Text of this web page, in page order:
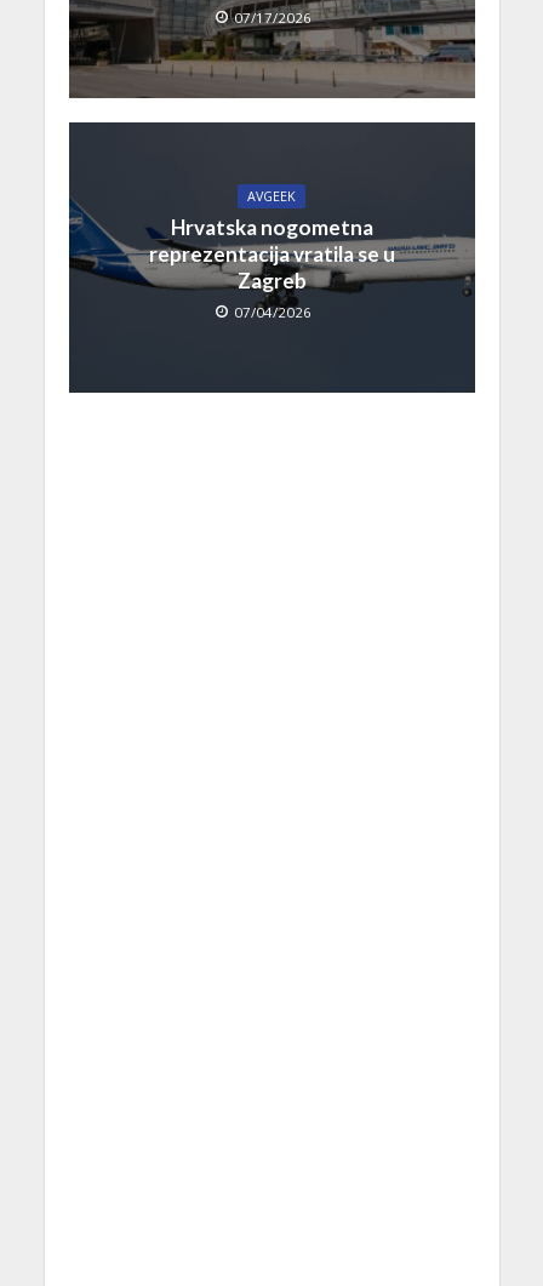
07/17/2026
AVGEEK
Hrvatska nogometna
reprezentacija vratila se u
Zagreb
07/04/2026